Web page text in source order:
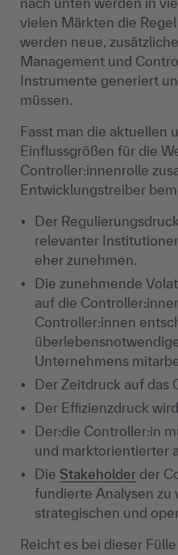
vielen Märkten die
werden neue,
Management und
Instrumente generiert
müssen.
Fasst man die aktuellen
Einflussgrößen für die
Controller:innenrolle
Entwicklungstreiber
Der
relevanter
eher zunehmen.
Die zunehmende
auf die
Controller:innen
Unternehmens
Der Zeitdruck auf das
Der Efﬁzienzdruck
Der:die Controller:in
und marktorientierter
Die Stakeholder der
fundierte Analysen zu
strategischen und
Reicht es bei dieser